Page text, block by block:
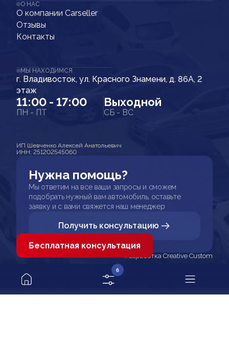
О НАС
О компании Carseller
Отзывы
Контакты
МЫ НАХОДИМСЯ
г. Владивосток, ул. Красного Знамени, д. 86А, 2
этаж
11:00 - 17:00
ПН - ПТ
Выходной
СБ - ВС
ИП Шевченко Алексей Анатольевич
ИНН: 251202545060
Нужна помощь?
Мы ответим на все ваши запросы и сможем
подобрать нужный вам автомобиль, оставьте
заявку и с вами свяжется наш менеджер
Получить консультацию
Разработка Creative Custom
6
Бесплатная консультация